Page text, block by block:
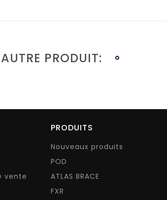
PRODUIT:
vente
PRODUITS
Nouveaux produits
POD
ATLAS BRACE
FXR